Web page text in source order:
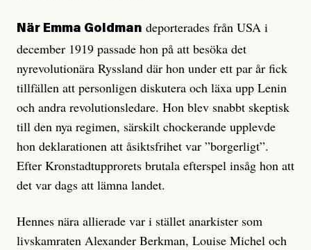
När Emma Goldman deporterades från USA i
december 1919 passade hon på att besöka det
nyrevolutionära Ryssland där hon under ett par år fick
tillfällen att personligen diskutera och läxa upp Lenin
och andra revolutionsledare. Hon blev snabbt skeptisk
till den nya regimen, särskilt chockerande upplevde
hon deklarationen att åsiktsfrihet var ”borgerligt”.
Efter Kronstadtupprorets brutala efterspel insåg hon att
det var dags att lämna landet.
Hennes nära allierade var i stället anarkister som
livskamraten Alexander Berkman, Louise Michel och